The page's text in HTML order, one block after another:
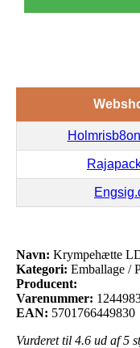
Navn: Krympehætte
Kategori: Emballage /
Producent:
Varenummer:
EAN: 5701766449830
Vurderet til 4.6 ud af 5